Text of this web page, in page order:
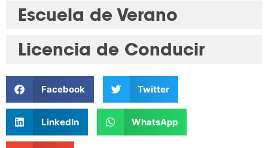
Escuela de Verano
Licencia de Conducir
Facebook Twitter
LinkedIn WhatsApp